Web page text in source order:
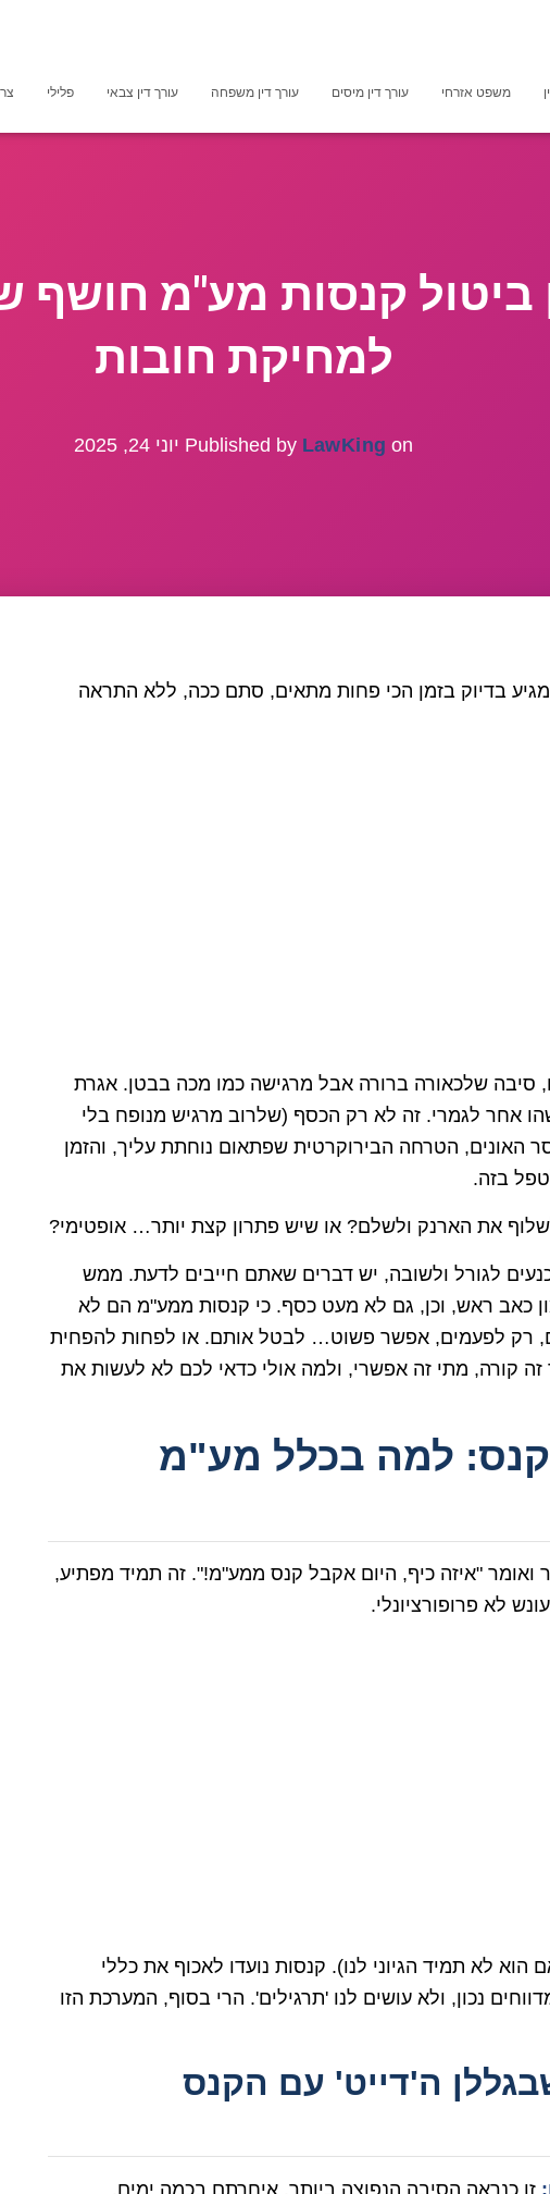
משפט אזרחי עורך דין מיסים עורך דין משפחה עורך דין צבאי פלילי
ביטול קנסות מע"מ חושף
למחיקת חובות
Published by LawKing on יוני 24, 2025
בדיוק בזמן הכי פחות מתאים, סתם ככה, ללא התראה
שלכאורה ברורה אבל מרגישה כמו מכה בבטן. אגרת
אחר לגמרי. זה לא רק הכסף (שלרוב מרגיש מנופח בלי
האונים, הטרחה הבירוקרטית שפתאום נוחתת עליך, והזמן
בזה.
את הארנק ולשלם? או שיש פתרון קצת יותר… אופטימי?
לגורל ולשובה, יש דברים שאתם חייבים לדעת. ממש
כאב ראש, וכן, גם לא מעט כסף. כי קנסות ממע"מ הם לא
רק לפעמים, אפשר פשוט… לבטל אותם. או לפחות להפחית
זה קורה, מתי זה אפשרי, ולמה אולי כדאי לכם לא לעשות את
למה בכלל מע"מ
"איזה כיף, היום אקבל קנס ממע"מ!". זה תמיד מפתיע,
לא פרופורציונלי.
לא תמיד הגיוני לנו). קנסות נועדו לאכוף את כללי
נכון, ולא עושים לנו 'תרגילים'. הרי בסוף, המערכת הזו
ה'דייט' עם הקנס